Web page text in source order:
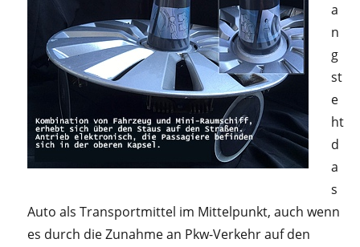
a
n
g
st
e
ht
d
a
s
Auto als Transportmittel im Mittelpunkt, auch wenn
es durch die Zunahme an Pkw-Verkehr auf den